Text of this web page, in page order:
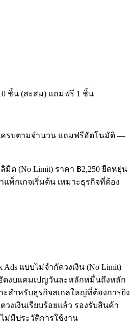
ชิ้น (สะสม) แถมฟรี 1 ชิ้น
รบตามจำนวน แถมฟรีอัตโนมัติ —
ต (No Limit) ราคา ฿2,250 ยืดหยุ่น
พ็กเกจเริ่มต้น เหมาะธุรกิจที่ต้อง
Ads แบบไม่จำกัดวงเงิน (No Limit)
ดงบแคมเปญวันละหลักหมื่นถึงหลัก
ะสำหรับธุรกิจสเกลใหญ่ที่ต้องการยิง
งเงินเรียบร้อยแล้ว รองรับสินค้า
ม่มีประวัติการใช้งาน